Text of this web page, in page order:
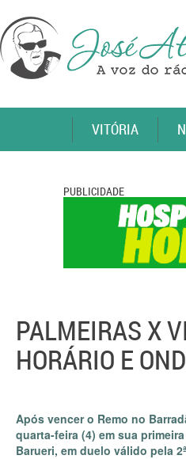
VITÓRIA
PUBLICIDADE
PALMEIRAS X
HORÁRIO E
Após vencer o Remo no
quarta-feira (4) em sua
Barueri, em duelo válido pela